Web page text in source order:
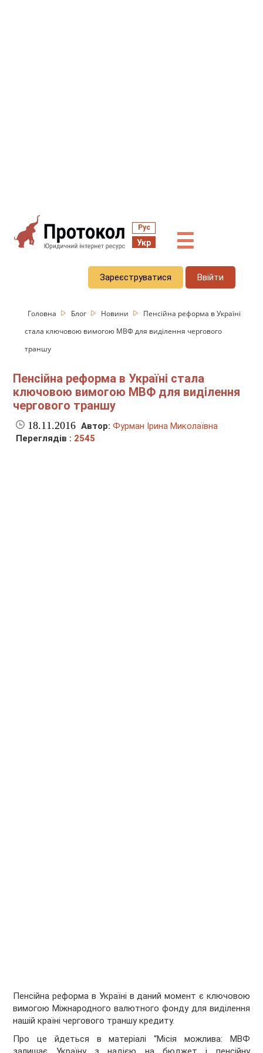
Рус
Укр ☰
Зареєструватися Ввійти
Головна Блог Новини
Пенсійна реформа в Україні
стала ключовою вимогою МВФ для виділення чергового
траншу
Пенсійна реформа в Україні стала
ключовою вимогою МВФ для виділення
чергового траншу
18.11.2016 Автор: Фурман Ірина Миколаївна
Переглядів : 2545
Пенсійна реформа в Україні в даний момент є ключовою
вимогою Міжнародного валютного фонду для виділення
нашій країні чергового траншу кредиту.
Про це йдеться в матеріалі “Місія можлива: МВФ